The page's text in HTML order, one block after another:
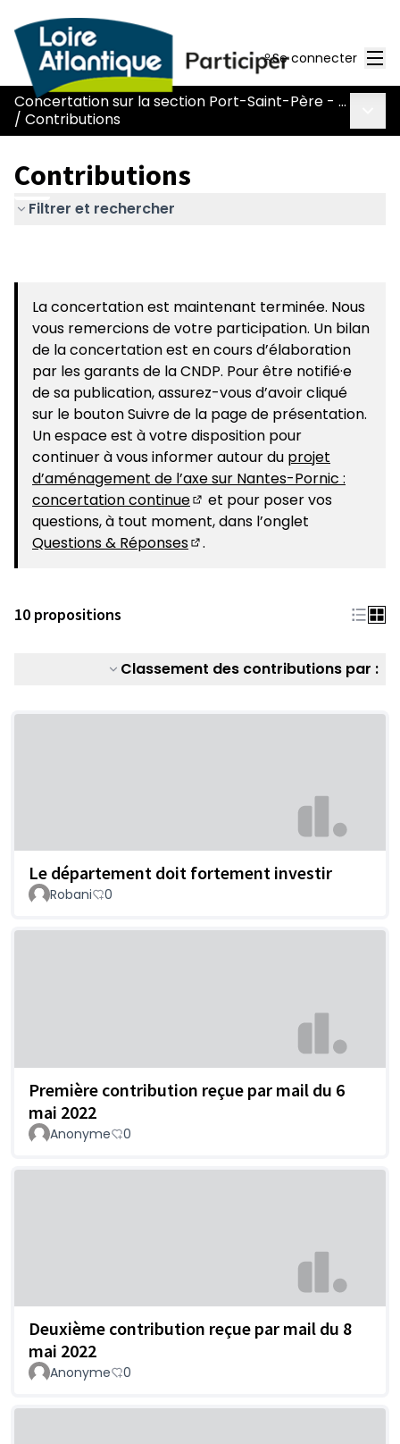
Se connecter
Concertation sur la section Port-Saint-Père - Le Pont Béranger de la route Nantes-Pornic
/ Contributions
Contributions
Filtrer et rechercher
La concertation est maintenant terminée. Nous
vous remercions de votre participation. Un bilan
de la concertation est en cours d’élaboration
par les garants de la CNDP. Pour être notifié·e
de sa publication, assurez-vous d’avoir cliqué
sur le bouton Suivre de la page de présentation.
Un espace est à votre disposition pour
continuer à vous informer autour du projet
d’aménagement de l’axe sur Nantes-Pornic :
concertation continue
(S'ouvre dans un nouvel
et pour poser vos
questions, à tout moment, dans l’onglet
Questions & Réponses
.
10 propositions
Classement des contributions par :
Le département doit fortement investir
Robani 0
Première contribution reçue par mail du 6
mai 2022
Anonyme 0
Deuxième contribution reçue par mail du 8
mai 2022
Anonyme 0